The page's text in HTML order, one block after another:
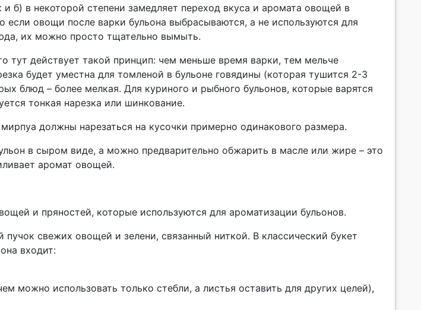
б) в некоторой степени замедляет переход вкуса и аромата овощей в
если овощи после варки бульона выбрасываются, а не используются для
их можно просто тщательно вымыть.
тут действует такой принцип: чем меньше время варки, тем мельче
будет уместна для томленой в бульоне говядины (которая тушится 2-3
блюд – более мелкая. Для куриного и рыбного бульонов, которые варятся
тонкая нарезка или шинкование.
должны нарезаться на кусочки примерно одинакового размера.
в сыром виде, а можно предварительно обжарить в масле или жире – это
аромат овощей.
и пряностей, которые используются для ароматизации бульонов.
пучок свежих овощей и зелени, связанный ниткой. В классический букет
входит:
можно использовать только стебли, а листья оставить для других целей),